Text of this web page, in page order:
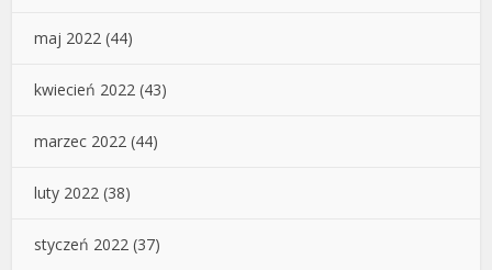
maj 2022 (44)
kwiecień 2022 (43)
marzec 2022 (44)
luty 2022 (38)
styczeń 2022 (37)